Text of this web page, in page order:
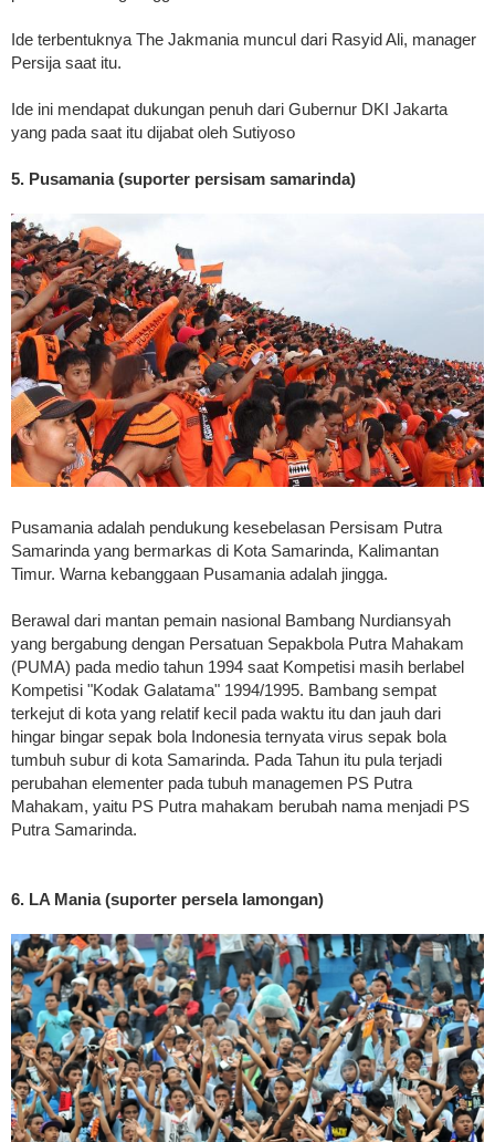
Ide terbentuknya The Jakmania muncul dari Rasyid Ali, manager
Persija saat itu.
Ide ini mendapat dukungan penuh dari Gubernur DKI Jakarta
yang pada saat itu dijabat oleh Sutiyoso
5. Pusamania (suporter persisam samarinda)
Pusamania adalah pendukung kesebelasan Persisam Putra
Samarinda yang bermarkas di Kota Samarinda, Kalimantan
Timur. Warna kebanggaan Pusamania adalah jingga.
Berawal dari mantan pemain nasional Bambang Nurdiansyah
yang bergabung dengan Persatuan Sepakbola Putra Mahakam
(PUMA) pada medio tahun 1994 saat Kompetisi masih berlabel
Kompetisi "Kodak Galatama" 1994/1995. Bambang sempat
terkejut di kota yang relatif kecil pada waktu itu dan jauh dari
hingar bingar sepak bola Indonesia ternyata virus sepak bola
tumbuh subur di kota Samarinda. Pada Tahun itu pula terjadi
perubahan elementer pada tubuh managemen PS Putra
Mahakam, yaitu PS Putra mahakam berubah nama menjadi PS
Putra Samarinda.
6. LA Mania (suporter persela lamongan)